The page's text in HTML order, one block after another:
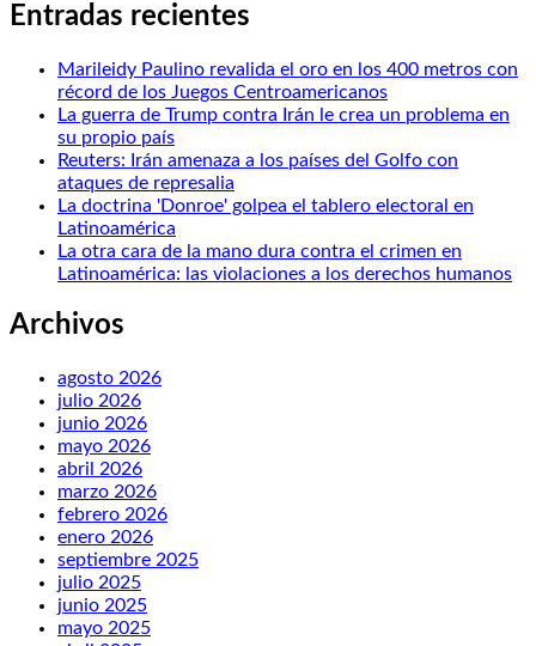
Entradas recientes
Marileidy Paulino revalida el oro en los 400 metros con
récord de los Juegos Centroamericanos
La guerra de Trump contra Irán le crea un problema en
su propio país
Reuters: Irán amenaza a los países del Golfo con
ataques de represalia
La doctrina 'Donroe' golpea el tablero electoral en
Latinoamérica
La otra cara de la mano dura contra el crimen en
Latinoamérica: las violaciones a los derechos humanos
Archivos
agosto 2026
julio 2026
junio 2026
mayo 2026
abril 2026
marzo 2026
febrero 2026
enero 2026
septiembre 2025
julio 2025
junio 2025
mayo 2025